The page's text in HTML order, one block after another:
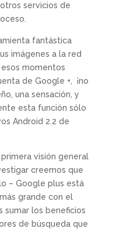
servicios de
fantástica
imágenes a la red
momentos
de Google +, ¡no
una sensación, y
esta función sólo
Android 2.2 de
visión general
creemos que
– Google plus está
grande con el
sumar los beneficios
de búsqueda que